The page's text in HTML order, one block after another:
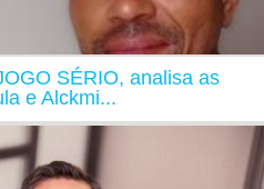
SÉRIO, analisa as
e Alckmi...